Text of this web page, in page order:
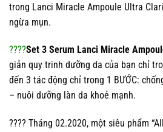
trong Lanci Miracle Ampoule Ultra
ngừa mụn.
????Set 3 Serum Lanci Miracle
giản quy trinh dưỡng da của bạn chỉ
đến 3 tác động chỉ trong 1 BƯỚC:
– nuôi dưỡng làn da khoẻ mạnh.
???? Tháng 02.2020, một siêu phẩm